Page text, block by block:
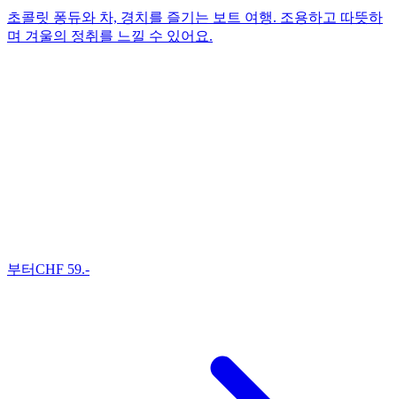
초콜릿 퐁듀와 차, 경치를 즐기는 보트 여행. 조용하고 따뜻하
며 겨울의 정취를 느낄 수 있어요.
부터CHF 59.-